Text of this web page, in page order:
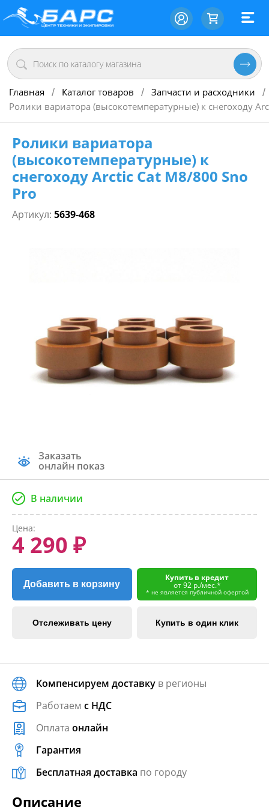
Главная / Каталог товаров / Запчасти и расходники
/
Ролики вариатора (высокотемпературные) к снегоходу
Ролики вариатора
(высокотемпературные) к
снегоходу Arctic Cat M8/800 Sno
Pro
Артикул: 5639-468
Заказать
онлайн показ
В наличии
Цена:
4 290 ₽
Добавить в корзину
Купить в кредит
от 92 р./мес.*
* не является публичной офертой
Отслеживать цену Купить в один клик
Компенсируем доставку в регионы
Работаем с НДС
Оплата онлайн
Гарантия
Бесплатная доставка по городу
Описание